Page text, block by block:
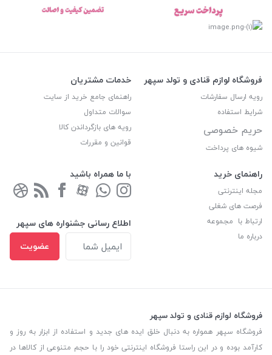
فروشگاه لوازم قنادی و تولد سپهر
رویه ارسال سفارشات
شرایط استفاده
حریم خصوصی
شیوه های پرداخت
خدمات مشتریان
راهنمای جامع خرید از سایت
سوالات متداول
رویه های بازگرداندن کالا
قوانین و مقررات
راهنمای خرید
مجله اینترنتی
فرصت های شغلی
ارتباط با مجموعه
درباره ما
با ما همراه باشید
اطلاع رسانی جشنواره های سپهر
عضویت
فروشگاه لوازم قنادی و تولد سپهر
فروشگاه سپهر همواره به دنبال خلق ایده های جدید و استفاده از ابزار به روز و
کارآمد بوده و در این راستا فروشگاه اینترنتی خود را با حجم متنوعی از کالاها در